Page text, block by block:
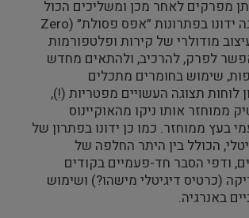
מפרקים לאחר מכן ומשליכים הכול
בפתרונות ״אפס פסולת״ (Zero
מודולרי של קירות ופלטפורמות
לפרק, להרכיב, ולהתאים מחדש
שימוש בחומרים מתכלים
לוחות תצוגה העשויים מפטריות (!),
ממוחזר אותו ניקו מהאוקיינוס
בעץ ממוחזר. כמו כן ידונו בפתרון של
הכולל בין היתר החלפה של
ודפי הסבר חד-פעמיים בקודים
(כרטיס דיגיטלי מישהו?) ושימוש
באנרגיה.